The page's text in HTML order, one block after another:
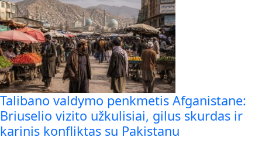
Talibano valdymo penkmetis Afganistane:
Briuselio vizito užkulisiai, gilus skurdas ir
karinis konfliktas su Pakistanu